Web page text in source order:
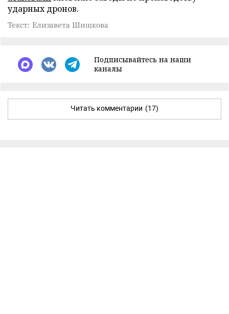
ударных дронов.
Текст: Елизавета Шишкова
Подписывайтесь на наши
каналы
Читать комментарии (17)